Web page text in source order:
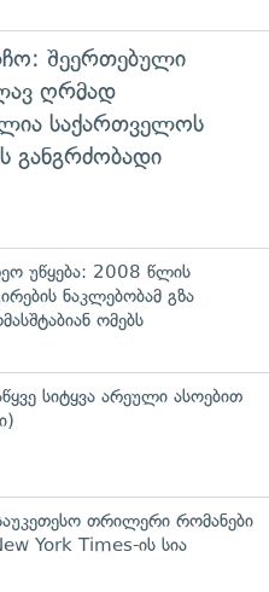
შეერთებული
ღრმად
საქართველოს
განგრძობადი
უწყება: 2008 წლის
ნაკლებობამ გზა
ომებს
სიტყვა არეული ასოებით
თრილერი რომანები
York Times-ის სია